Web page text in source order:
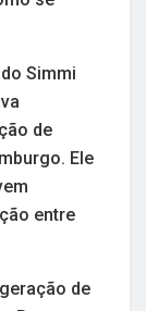
Simmi
de
Ele
entre
de